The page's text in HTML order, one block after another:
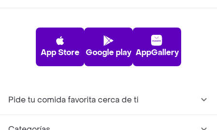
App Store Google play AppGallery
Pide tu comida favorita cerca de ti